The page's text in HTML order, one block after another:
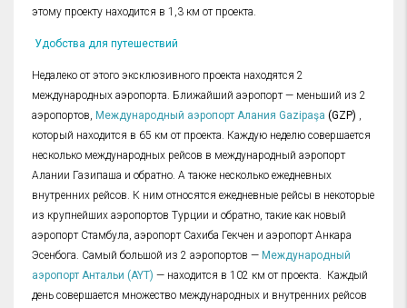
этому проекту находится в 1,3 км от проекта.
Удобства для путешествий
Недалеко от этого эксклюзивного проекта находятся 2
международных аэропорта. Ближайший аэропорт — меньший из 2
аэропортов, Международный аэропорт Алания Gazipaşa (GZP) ,
который находится в 65 км от проекта. Каждую неделю совершается
несколько международных рейсов в международный аэропорт
Алании Газипаша и обратно. А также несколько ежедневных
внутренних рейсов. К ним относятся ежедневные рейсы в некоторые
из крупнейших аэропортов Турции и обратно, такие как новый
аэропорт Стамбула, аэропорт Сахиба Гекчен и аэропорт Анкара
Эсенбога. Самый большой из 2 аэропортов — Международный
аэропорт Антальи (AYT) — находится в 102 км от проекта. Каждый
день совершается множество международных и внутренних рейсов